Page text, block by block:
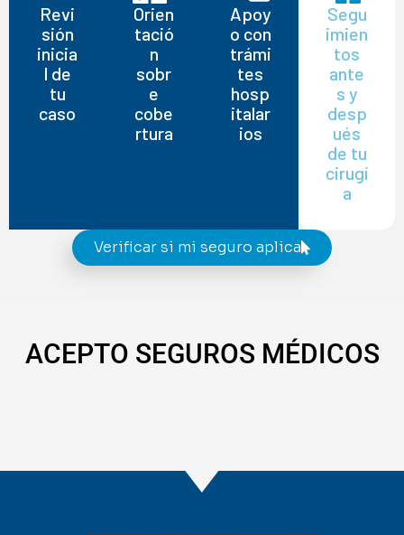
Revi
sión
inicia
l de
tu
caso
Orien
tació
n
sobr
e
cobe
rtura
Apoy
o con
trámi
tes
hosp
italar
ios
Segu
imien
tos
ante
s y
desp
ués
de tu
cirugí
a
Verificar si mi seguro aplica
ACEPTO SEGUROS MÉDICOS